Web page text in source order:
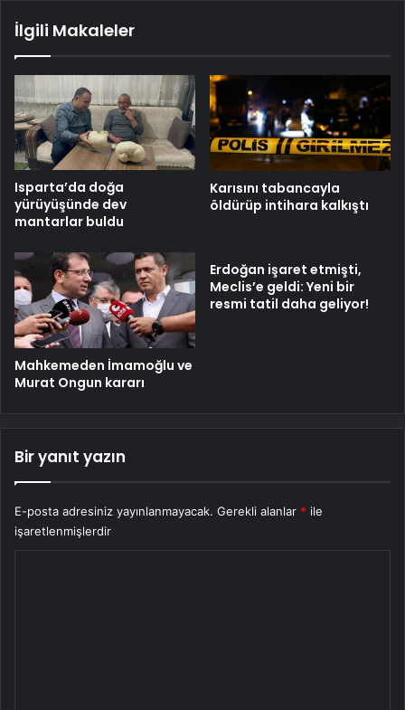
İlgili Makaleler
Isparta’da doğa
yürüyüşünde dev
mantarlar buldu
Karısını tabancayla
öldürüp intihara kalkıştı
Mahkemeden İmamoğlu ve
Murat Ongun kararı
Erdoğan işaret etmişti,
Meclis’e geldi: Yeni bir
resmi tatil daha geliyor!
Bir yanıt yazın
E-posta adresiniz yayınlanmayacak. Gerekli alanlar * ile
işaretlenmişlerdir